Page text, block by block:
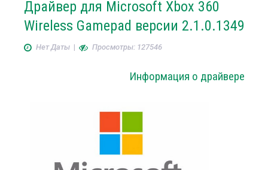
Драйвер для Microsoft Xbox 360
Wireless Gamepad версии 2.1.0.1349
Нет Даты| Просмотры: 127546
Информация о драйвере